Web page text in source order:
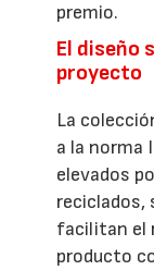
premio.
El diseño
proyecto
La
a la norma
elevados
reciclados,
facilitan el
producto